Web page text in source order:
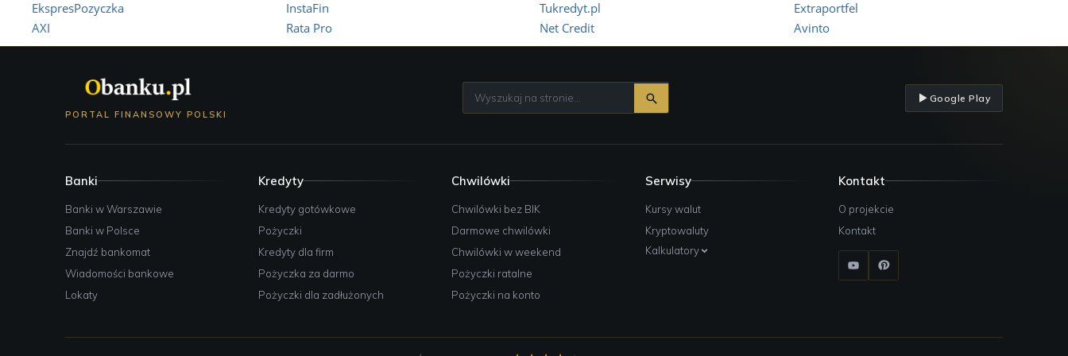
EkspresPozyczka
AXI
InstaFin
Rata Pro
Tukredyt.pl
Net Credit
Extraportfel
Avinto
PORTAL FINANSOWY POLSKI
Google Play
Banki
Banki w Warszawie
Banki w Polsce
Znajdź bankomat
Wiadomości bankowe
Lokaty
Kredyty
Kredyty gotówkowe
Pożyczki
Kredyty dla firm
Pożyczka za darmo
Pożyczki dla zadłużonych
Chwilówki
Chwilówki bez BIK
Darmowe chwilówki
Chwilówki w weekend
Pożyczki ratalne
Pożyczki na konto
Serwisy
Kursy walut
Kryptowaluty
Kalkulatory
Kontakt
O projekcie
Kontakt